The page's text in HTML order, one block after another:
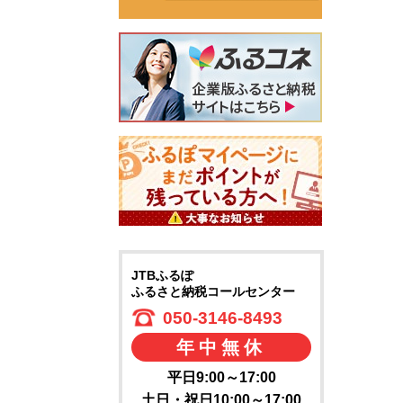
JTBふるぽ
ふるさと納税コールセンター
050-3146-8493
年中無休
平日9:00～17:00
土日・祝日10:00～17:00